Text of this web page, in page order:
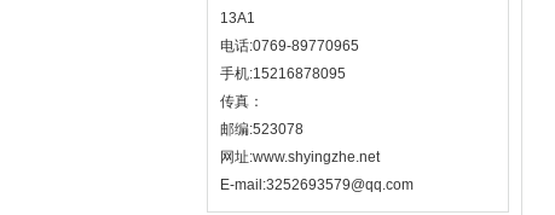
13A1
电话:0769-89770965
手机:15216878095
传真：
邮编:523078
网址:www.shyingzhe.net
E-mail:3252693579@qq.com